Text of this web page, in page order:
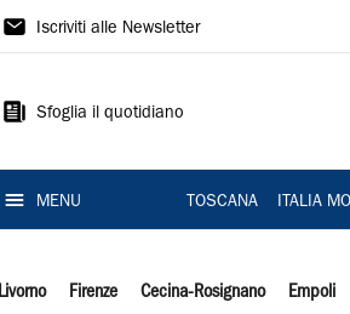
Il
Iscriviti alle Newsletter
Sfoglia il quotidiano
MENU TOSCANA ITALIA
Livorno Firenze Cecina-Rosignano Empoli